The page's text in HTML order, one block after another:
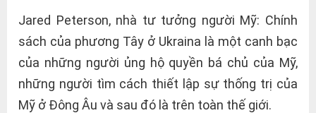
Jared Peterson, nhà tư tưởng người Mỹ: Chính
sách của phương Tây ở Ukraina là một canh bạc
của những người ủng hộ quyền bá chủ của Mỹ,
những người tìm cách thiết lập sự thống trị của
Mỹ ở Đông Âu và sau đó là trên toàn thế giới.